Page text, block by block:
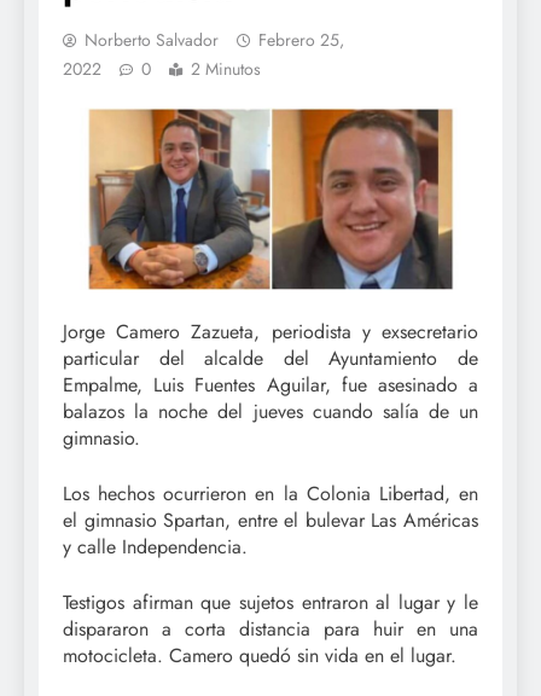
Norberto Salvador
Febrero 25,
2022
0 2 Minutos
Jorge Camero Zazueta, periodista y exsecretario
particular del alcalde del Ayuntamiento de
Empalme, Luis Fuentes Aguilar, fue asesinado a
balazos la noche del jueves cuando salía de un
gimnasio.
Los hechos ocurrieron en la Colonia Libertad, en
el gimnasio Spartan, entre el bulevar Las Américas
y calle Independencia.
Testigos afirman que sujetos entraron al lugar y le
dispararon a corta distancia para huir en una
motocicleta. Camero quedó sin vida en el lugar.